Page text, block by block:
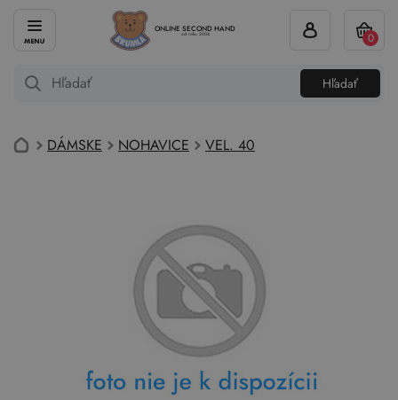
ONLINE SECOND HAND
od roku 2004
Hľadať
0
DÁMSKE NOHAVICE VEL. 40